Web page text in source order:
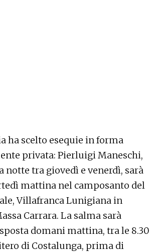
ha scelto esequie in forma
privata: Pierluigi Maneschi,
notte tra giovedì e venerdì, sarà
mattina nel camposanto del
Villafranca Lunigiana in
Carrara. La salma sarà
domani mattina, tra le 8.30
di Costalunga, prima di